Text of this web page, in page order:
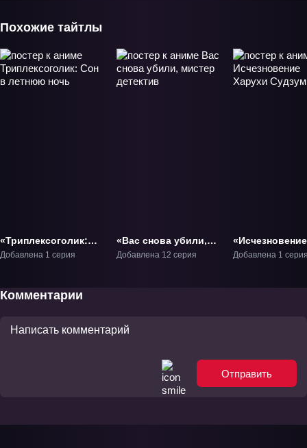
Похожие тайтлы
«Триплексоголик:
Сон в летнюю ночь»
Добавлена 1 серия
«Вас снова убили,
мистер детектив»
Добавлена 12 серия
«Исчезновение
Харухи
Добавлена 1
Комментарии
Отправить